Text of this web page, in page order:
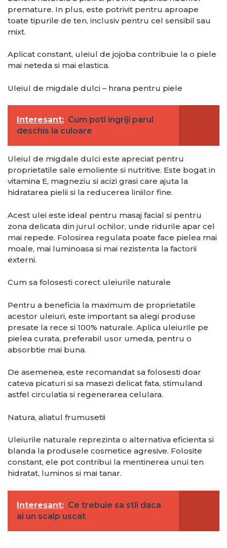
premature. In plus, este potrivit pentru aproape
toate tipurile de ten, inclusiv pentru cel sensibil sau
mixt.
Aplicat constant, uleiul de jojoba contribuie la o piele
mai neteda si mai elastica.
Uleiul de migdale dulci – hrana pentru piele
Interesant: Cum poti ingriji parul
deschis la culoare
Uleiul de migdale dulci este apreciat pentru
proprietatile sale emoliente si nutritive. Este bogat in
vitamina E, magneziu si acizi grasi care ajuta la
hidratarea pielii si la reducerea liniilor fine.
Acest ulei este ideal pentru masaj facial si pentru
zona delicata din jurul ochilor, unde ridurile apar cel
mai repede. Folosirea regulata poate face pielea mai
moale, mai luminoasa si mai rezistenta la factorii
externi.
Cum sa folosesti corect uleiurile naturale
Pentru a beneficia la maximum de proprietatile
acestor uleiuri, este important sa alegi produse
presate la rece si 100% naturale. Aplica uleiurile pe
pielea curata, preferabil usor umeda, pentru o
absorbtie mai buna.
De asemenea, este recomandat sa folosesti doar
cateva picaturi si sa masezi delicat fata, stimuland
astfel circulatia si regenerarea celulara.
Natura, aliatul frumusetii
Uleiurile naturale reprezinta o alternativa eficienta si
blanda la produsele cosmetice agresive. Folosite
constant, ele pot contribui la mentinerea unui ten
hidratat, luminos si mai tanar.
Interesant: Ce trebuie sa stii daca
ai un scalp uscat